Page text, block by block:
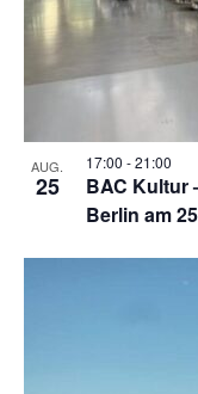
AUG.
25
BAC Kultur
Berlin am
17:00 -21:00